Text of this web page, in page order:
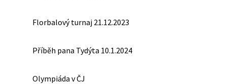
Florbalový turnaj 21.12.2023
Příběh pana Tydýta 10.1.2024
Olympiáda v ČJ